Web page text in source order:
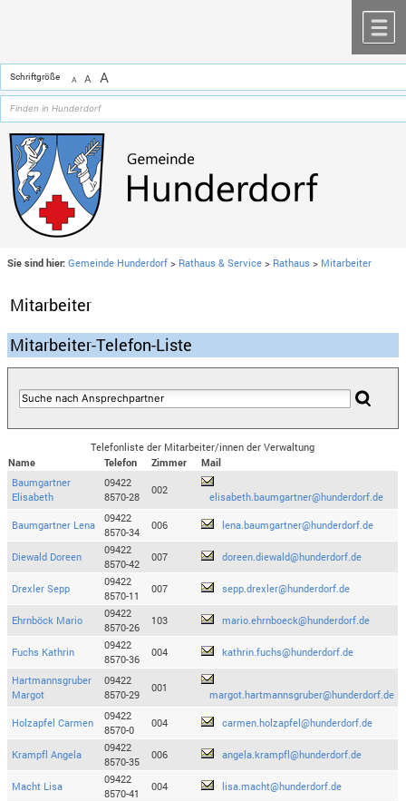
Schriftgröße A A A
Sie sind hier: Gemeinde Hunderdorf > Rathaus & Service > Rathaus > Mitarbeiter
Mitarbeiter
Mitarbeiter-Telefon-Liste
Telefonliste der Mitarbeiter/innen der Verwaltung
Name
Telefon Zimmer
Mail
Baumgartner
Elisabeth
09422
8570-28
002
elisabeth.baumgartner@hunderdorf.de
Baumgartner Lena
09422
8570-34
006 lena.baumgartner@hunderdorf.de
Diewald Doreen
09422
8570-42
007 doreen.diewald@hunderdorf.de
Drexler Sepp
09422
8570-11
007 sepp.drexler@hunderdorf.de
Ehrnböck Mario
09422
8570-26
103 mario.ehrnboeck@hunderdorf.de
Fuchs Kathrin
09422
8570-36
004 kathrin.fuchs@hunderdorf.de
Hartmannsgruber
Margot
09422
8570-29
001
margot.hartmannsgruber@hunderdorf.de
Holzapfel Carmen
09422
8570-0
004 carmen.holzapfel@hunderdorf.de
Krampfl Angela
09422
8570-35
006 angela.krampfl@hunderdorf.de
Macht Lisa
09422
8570-41
004 lisa.macht@hunderdorf.de